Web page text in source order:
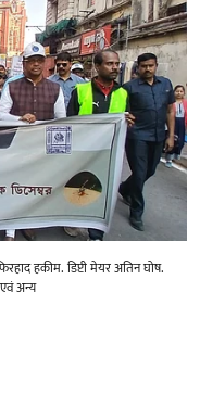
हकीम. डिप्टी मेयर अतिन घोष.
अन्य